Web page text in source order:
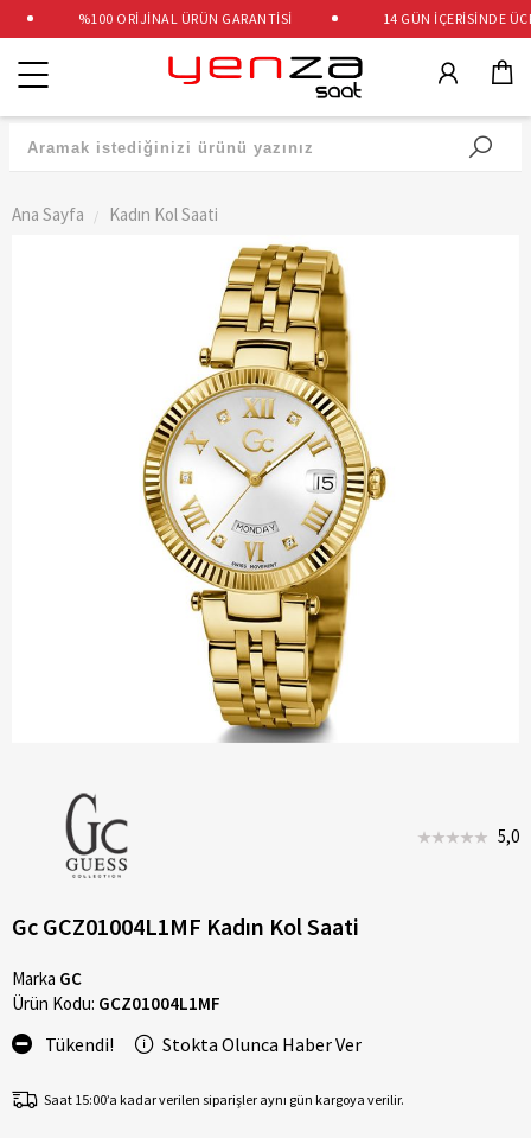
%100 ORİJİNAL ÜRÜN GARANTİSİ 14 GÜN İÇERİSİNDE
Kategoriler
Ana Sayfa Kadın Kol Saati
5,0
Gc GCZ01004L1MF Kadın Kol Saati
Marka GC
Ürün Kodu: GCZ01004L1MF
Tükendi! Stokta Olunca Haber Ver
Saat 15:00’a kadar verilen siparişler aynı gün kargoya verilir.